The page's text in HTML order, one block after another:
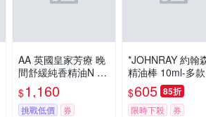
AA 英國皇家芳療 晚
間舒緩純香精油N 10
mL (Aromatherapy
Associates)
$1,160
挑戰低價 券
*JOHNRAY 約翰
精油棒 10ml-多
選
$605 85折
限時下殺 券